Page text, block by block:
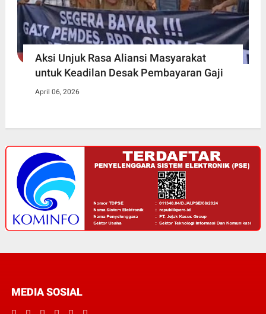
Aksi Unjuk Rasa Aliansi Masyarakat
untuk Keadilan Desak Pembayaran Gaji
April 06, 2026
MEDIA SOSIAL